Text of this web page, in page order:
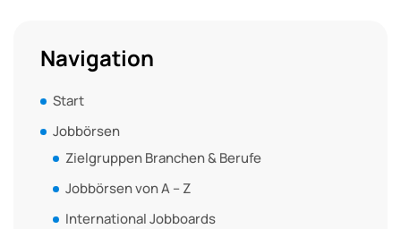
Navigation
Start
Jobbörsen
Zielgruppen Branchen & Berufe
Jobbörsen von A – Z
International Jobboards